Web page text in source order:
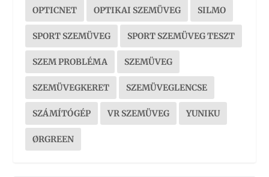
OPTICNET OPTIKAI SZEMÜVEG SILMO
SPORT SZEMÜVEG SPORT SZEMÜVEG TESZT
SZEM PROBLÉMA SZEMÜVEG
SZEMÜVEGKERET SZEMÜVEGLENCSE
SZÁMÍTÓGÉP VR SZEMÜVEG YUNIKU
ØRGREEN